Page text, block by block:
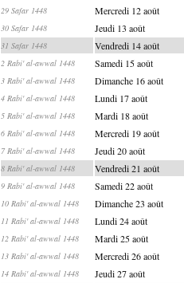
29 Safar 1448 Mercredi 12 août
30 Safar 1448 Jeudi 13 août
31 Safar 1448 Vendredi 14 août
2 Rabi' al-awwal 1448 Samedi 15 août
3 Rabi' al-awwal 1448 Dimanche 16 août
4 Rabi' al-awwal 1448 Lundi 17 août
5 Rabi' al-awwal 1448 Mardi 18 août
6 Rabi' al-awwal 1448 Mercredi 19 août
7 Rabi' al-awwal 1448 Jeudi 20 août
8 Rabi' al-awwal 1448 Vendredi 21 août
9 Rabi' al-awwal 1448 Samedi 22 août
10 Rabi' al-awwal 1448 Dimanche 23 août
11 Rabi' al-awwal 1448 Lundi 24 août
12 Rabi' al-awwal 1448 Mardi 25 août
13 Rabi' al-awwal 1448 Mercredi 26 août
14 Rabi' al-awwal 1448 Jeudi 27 août